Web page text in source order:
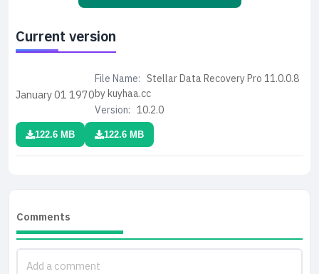
Current version
January 011970
File Name: Stellar Data Recovery Pro 11.0.0.8
by kuyhaa.cc
Version: 10.2.0
122.6 MB 122.6 MB
Comments